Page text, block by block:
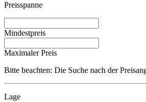
Preisspanne
Mindestpreis
Maximaler Preis
Bitte beachten: Die Suche nach der
Lage